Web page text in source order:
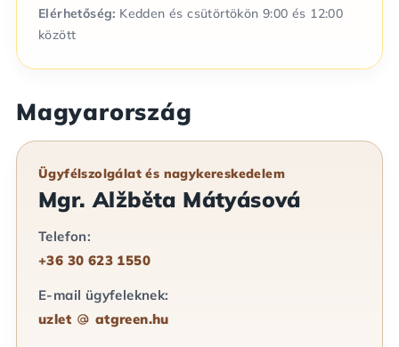
Elérhetőség: Kedden és csütörtökön 9:00 és 12:00
között
Magyarország
Ügyfélszolgálat és nagykereskedelem
Mgr. Alžběta Mátyásová
Telefon:
+36 30 623 1550
E-mail ügyfeleknek:
uzlet
atgreen.hu